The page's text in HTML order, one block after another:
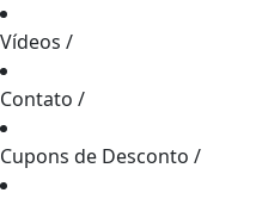
Vídeos /
Contato /
Cupons de Desconto /